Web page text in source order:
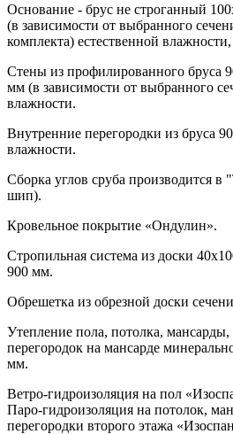
Основание - брус не строганный
(в зависимости от выбранного
комплекта) естественной влажности,
Стены из профилированного бруса
мм (в зависимости от выбранного
влажности.
Внутренние перегородки из бруса
влажности.
Сборка углов сруба производится
шип).
Кровельное покрытие «Ондулин».
Стропильная система из доски
900 мм.
Обрешетка из обрезной доски
Утепление пола, потолка,
перегородок на мансарде
мм.
Ветро-гидроизоляция на пол
Паро-гидроизоляция на потолок,
перегородки второго этажа